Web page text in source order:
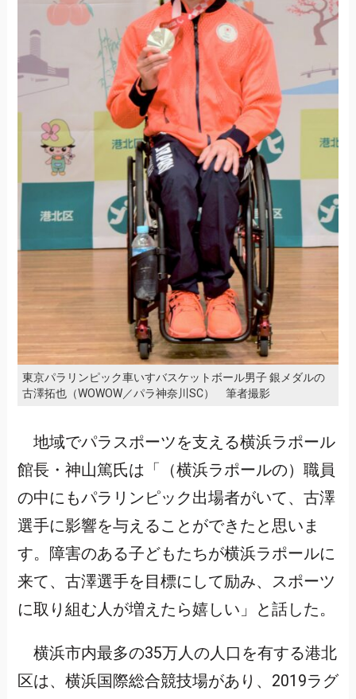
東京パラリンピック車いすバスケットボール男子 銀メダルの
古澤拓也（WOWOW／パラ神奈川SC） 筆者撮影
地域でパラスポーツを支える横浜ラポール
館長・神山篤氏は「（横浜ラポールの）職員
の中にもパラリンピック出場者がいて、古澤
選手に影響を与えることができたと思いま
す。障害のある子どもたちが横浜ラポールに
来て、古澤選手を目標にして励み、スポーツ
に取り組む人が増えたら嬉しい」と話した。
横浜市内最多の35万人の人口を有する港北
区は、横浜国際総合競技場があり、2019ラグ